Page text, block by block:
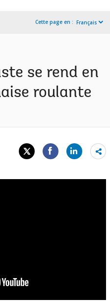
Cette page en : Français
se rend en
roulante